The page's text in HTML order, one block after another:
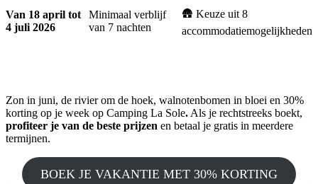
Van 18 april tot
4 juli 2026
Minimaal verblijf
van 7 nachten
🛖 Keuze uit 8
accommodatiemogelijkheden
Zon in juni, de rivier om de hoek, walnotenbomen in bloei en 30%
korting op je week op Camping La Sole. Als je rechtstreeks boekt,
profiteer je van de beste prijzen en betaal je gratis in meerdere
termijnen.
BOEK JE VAKANTIE MET 30% KORTING